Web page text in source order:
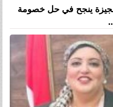
الجيزة ينجح في حل خصومة